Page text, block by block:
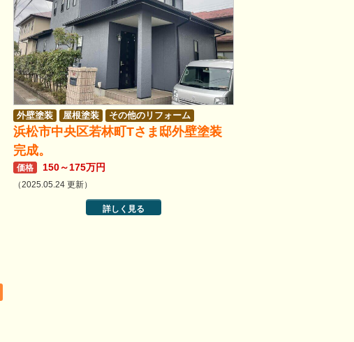
浜松市中央区若林町Tさま邸外壁塗装
完成。
価格 150～175万円
（2025.05.24 更新）
詳しく見る
外壁塗装 屋根塗装 その他のリフォーム